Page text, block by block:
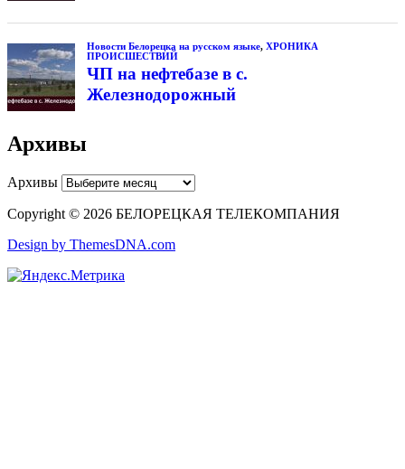
Новости Белорецка на русском языке, ХРОНИКА
ПРОИСШЕСТВИЙ
ЧП на нефтебазе в с.
Железнодорожный
Архивы
Архивы
Copyright © 2026 БЕЛОРЕЦКАЯ ТЕЛЕКОМПАНИЯ
Design by ThemesDNA.com